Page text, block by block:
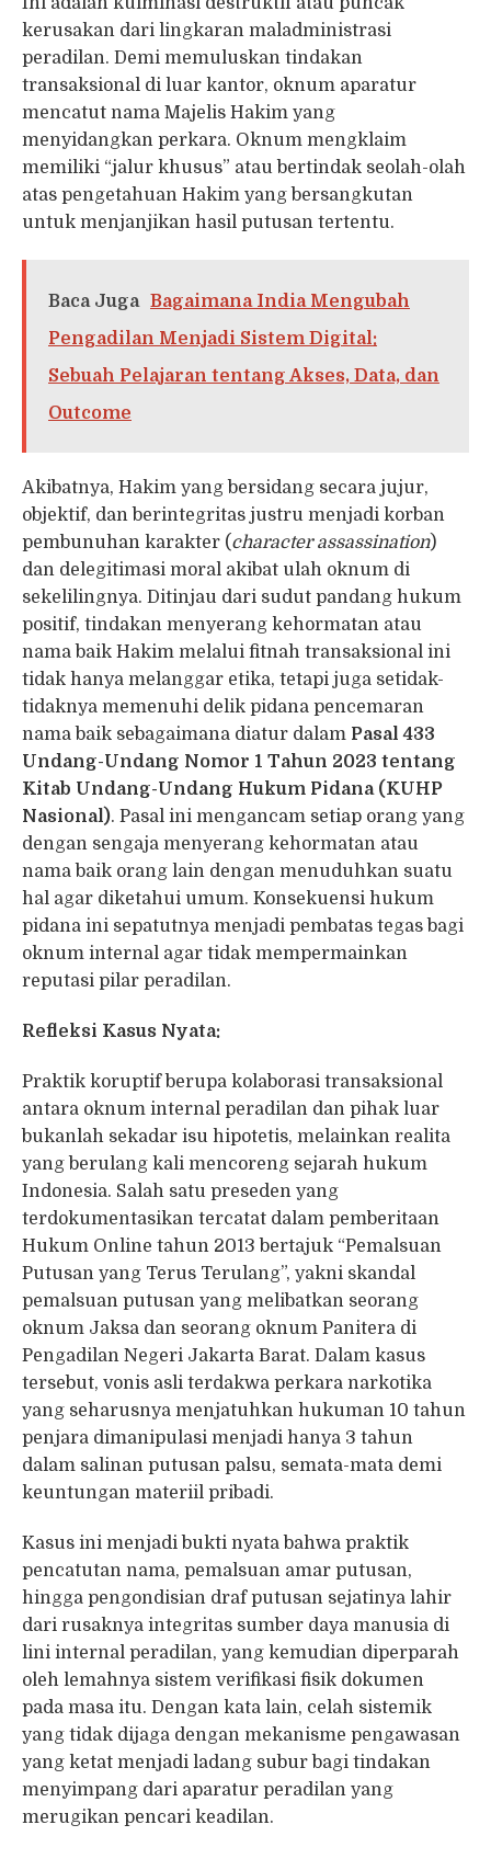
kerusakan dari lingkaran maladministrasi
peradilan. Demi memuluskan tindakan
transaksional di luar kantor, oknum aparatur
mencatut nama Majelis Hakim yang
menyidangkan perkara. Oknum mengklaim
memiliki “jalur khusus” atau bertindak seolah-olah
atas pengetahuan Hakim yang bersangkutan
untuk menjanjikan hasil putusan tertentu.
Baca Juga Bagaimana India Mengubah
Pengadilan Menjadi Sistem Digital:
Sebuah Pelajaran tentang Akses, Data, dan
Outcome
Akibatnya, Hakim yang bersidang secara jujur,
objektif, dan berintegritas justru menjadi korban
pembunuhan karakter (character assassination)
dan delegitimasi moral akibat ulah oknum di
sekelilingnya. Ditinjau dari sudut pandang hukum
positif, tindakan menyerang kehormatan atau
nama baik Hakim melalui fitnah transaksional ini
tidak hanya melanggar etika, tetapi juga setidak-
tidaknya memenuhi delik pidana pencemaran
nama baik sebagaimana diatur dalam Pasal 433
Undang-Undang Nomor 1 Tahun 2023 tentang
Kitab Undang-Undang Hukum Pidana (KUHP
Nasional). Pasal ini mengancam setiap orang yang
dengan sengaja menyerang kehormatan atau
nama baik orang lain dengan menuduhkan suatu
hal agar diketahui umum. Konsekuensi hukum
pidana ini sepatutnya menjadi pembatas tegas bagi
oknum internal agar tidak mempermainkan
reputasi pilar peradilan.
Refleksi Kasus Nyata:
Praktik koruptif berupa kolaborasi transaksional
antara oknum internal peradilan dan pihak luar
bukanlah sekadar isu hipotetis, melainkan realita
yang berulang kali mencoreng sejarah hukum
Indonesia. Salah satu preseden yang
terdokumentasikan tercatat dalam pemberitaan
Hukum Online tahun 2013 bertajuk “Pemalsuan
Putusan yang Terus Terulang”, yakni skandal
pemalsuan putusan yang melibatkan seorang
oknum Jaksa dan seorang oknum Panitera di
Pengadilan Negeri Jakarta Barat. Dalam kasus
tersebut, vonis asli terdakwa perkara narkotika
yang seharusnya menjatuhkan hukuman 10 tahun
penjara dimanipulasi menjadi hanya 3 tahun
dalam salinan putusan palsu, semata-mata demi
keuntungan materiil pribadi.
Kasus ini menjadi bukti nyata bahwa praktik
pencatutan nama, pemalsuan amar putusan,
hingga pengondisian draf putusan sejatinya lahir
dari rusaknya integritas sumber daya manusia di
lini internal peradilan, yang kemudian diperparah
oleh lemahnya sistem verifikasi fisik dokumen
pada masa itu. Dengan kata lain, celah sistemik
yang tidak dijaga dengan mekanisme pengawasan
yang ketat menjadi ladang subur bagi tindakan
menyimpang dari aparatur peradilan yang
merugikan pencari keadilan.